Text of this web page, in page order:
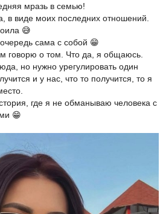
мразь в семью!
в виде моих последних отношений.
😅
сама с собой 😁
говорю о том. Что да, я общаюсь.
но нужно урегулировать один
и у нас, что то получится, то я
где я не обманываю человека с
😁